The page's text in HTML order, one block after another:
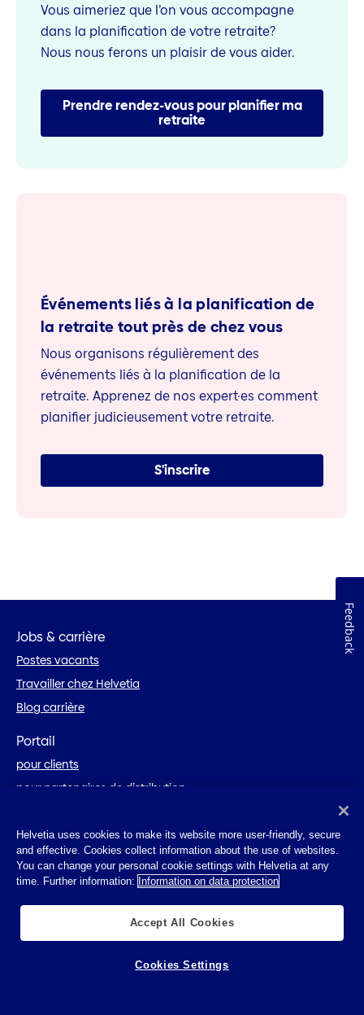
Vous aimeriez que l’on vous accompagne
dans la planification de votre retraite?
Nous nous ferons un plaisir de vous aider.
Prendre rendez-vous pour planifier ma
retraite
Événements liés à la planification de
la retraite tout près de chez vous
Nous organisons régulièrement des
événements liés à la planification de la
retraite. Apprenez de nos expert·es comment
planifier judicieusement votre retraite.
S'inscrire
Jobs & carrière
Postes vacants
Travailler chez Helvetia
Blog carrière
Portail
pour clients
pour partenaires de distribution
Actualités et médias
Helvetia en Suisse
Groupe Helvetia Baloise
Helvetia uses cookies to make its website more user-friendly, secure
and effective. Cookies collect information about the use of websites.
You can change your personal cookie settings with Helvetia at any
time. Further information: Information on data protection
Accept All Cookies
Cookies Settings
Feedback